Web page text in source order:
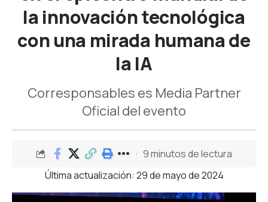
la innovación tecnológica
con una mirada humana de
la IA
Corresponsables es Media Partner
Oficial del evento
Última actualización: 29 de mayo de 2024
9 minutos de lectura